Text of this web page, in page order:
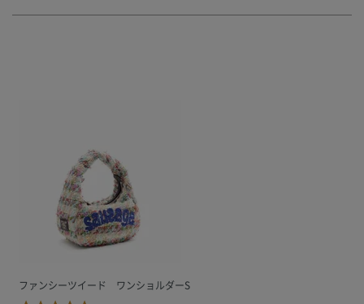
ファンシーツイード ワンショルダーS